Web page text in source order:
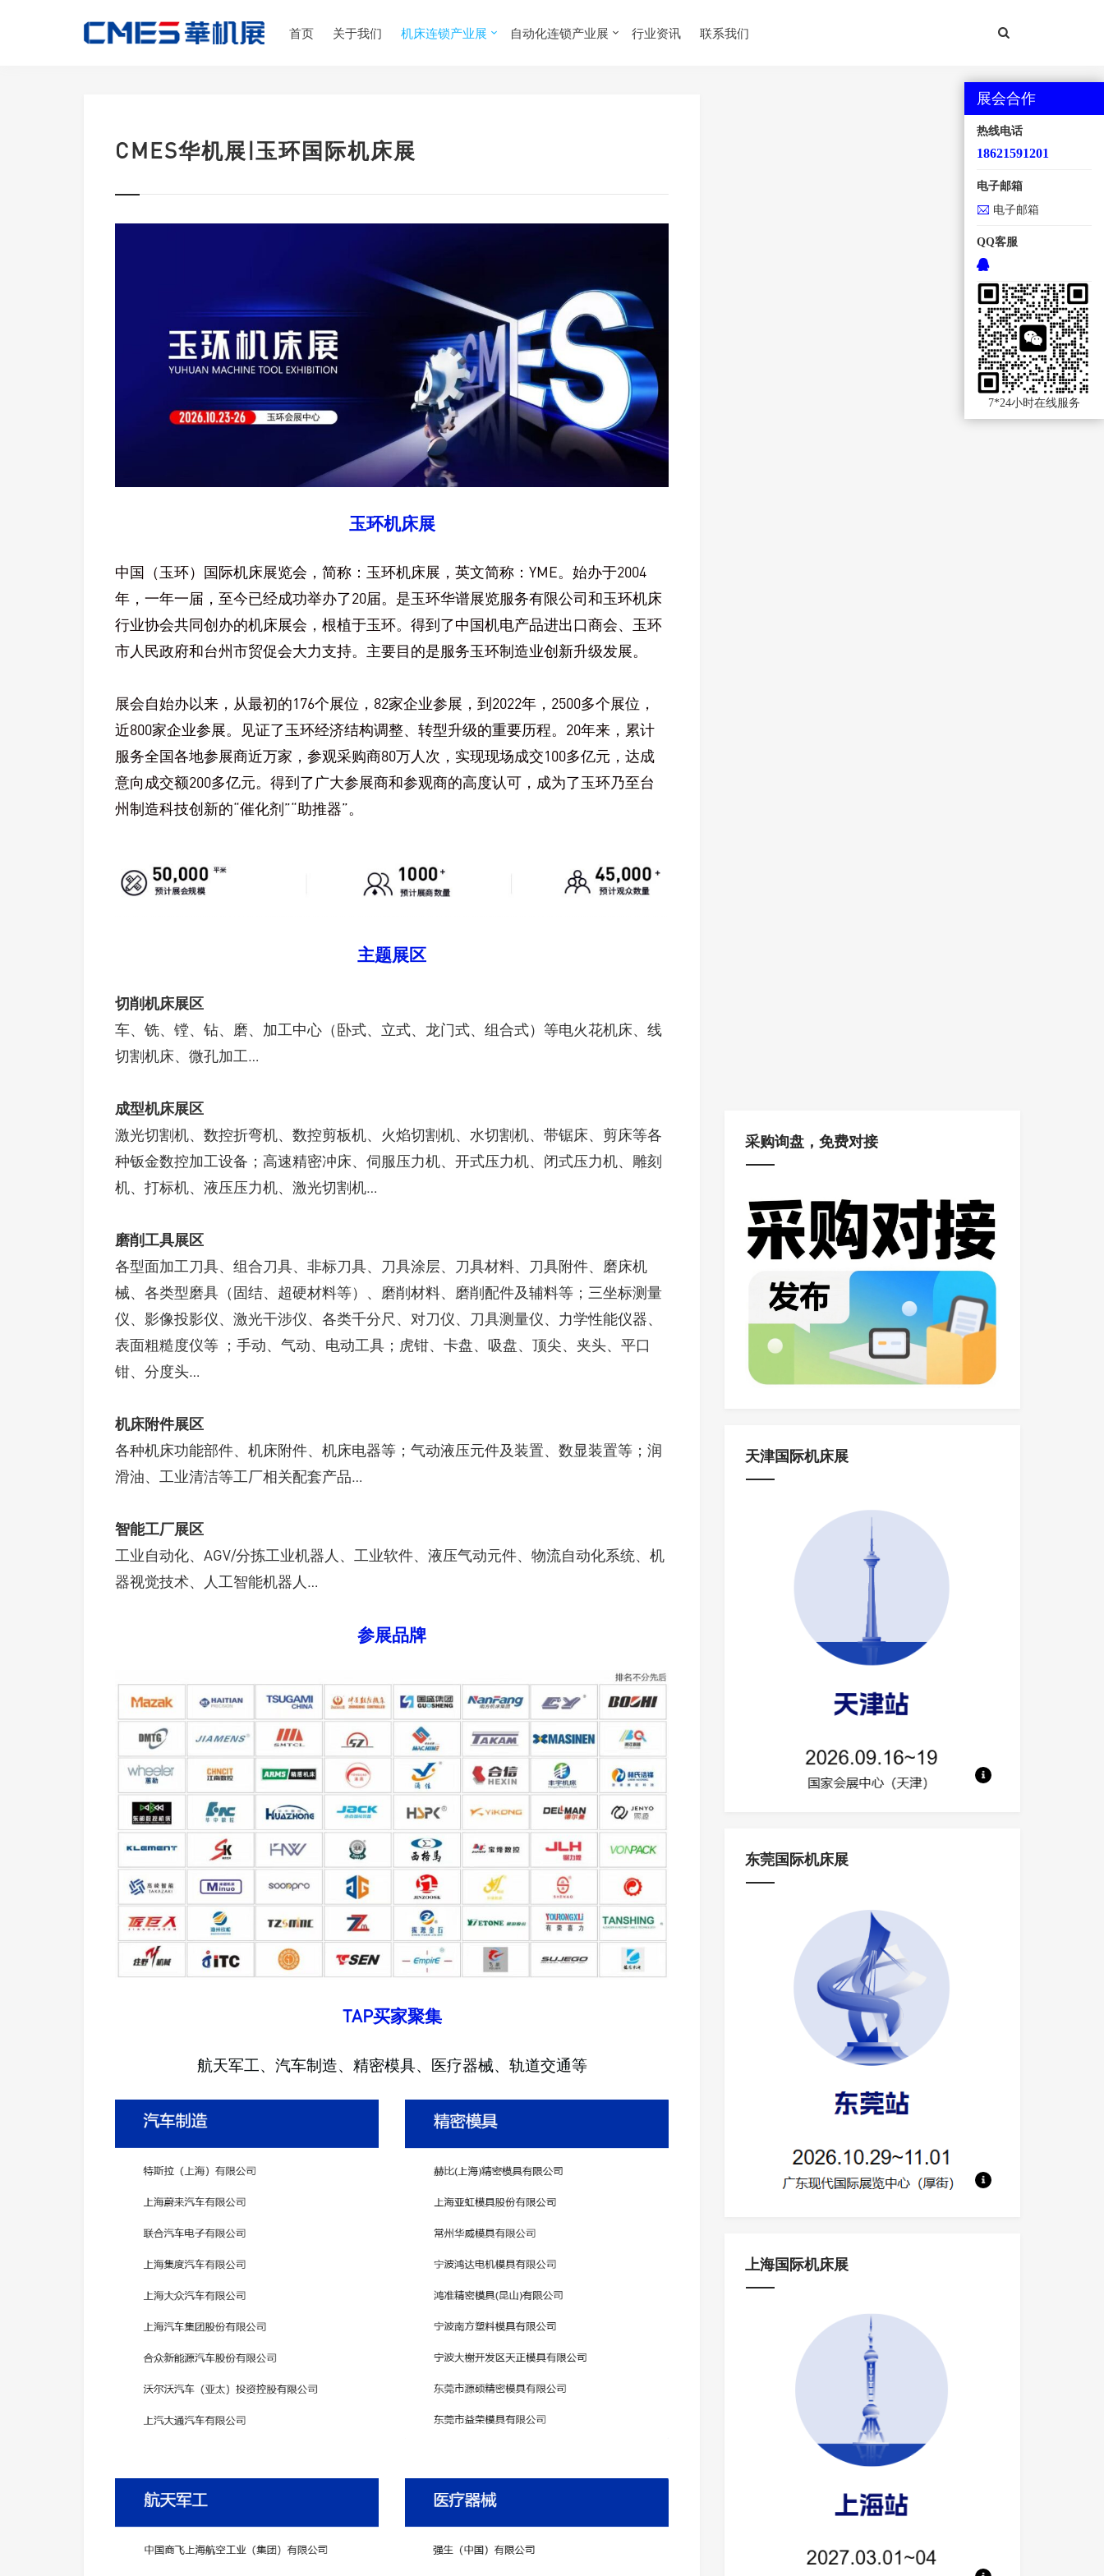
首页 关于我们 机床连锁产业展 自动化连锁产业展 行业资讯 联系我们
CMES华机展|玉环国际机床展
玉环机床展
中国（玉环）国际机床展览会，简称：玉环机床展，英文简称：YME。始办于2004
年，一年一届，至今已经成功举办了20届。是玉环华谱展览服务有限公司和玉环机床
行业协会共同创办的机床展会，根植于玉环。得到了中国机电产品进出口商会、玉环
市人民政府和台州市贸促会大力支持。主要目的是服务玉环制造业创新升级发展。
展会自始办以来，从最初的176个展位，82家企业参展，到2022年，2500多个展位，
近800家企业参展。见证了玉环经济结构调整、转型升级的重要历程。20年来，累计
服务全国各地参展商近万家，参观采购商80万人次，实现现场成交100多亿元，达成
意向成交额200多亿元。得到了广大参展商和参观商的高度认可，成为了玉环乃至台
州制造科技创新的“催化剂”“助推器”。
主题展区
切削机床展区
车、铣、镗、钻、磨、加工中心（卧式、立式、龙门式、组合式）等电火花机床、线
切割机床、微孔加工…
成型机床展区
激光切割机、数控折弯机、数控剪板机、火焰切割机、水切割机、带锯床、剪床等各
种钣金数控加工设备；高速精密冲床、伺服压力机、开式压力机、闭式压力机、雕刻
机、打标机、液压压力机、激光切割机…
磨削工具展区
各型面加工刀具、组合刀具、非标刀具、刀具涂层、刀具材料、刀具附件、磨床机
械、各类型磨具（固结、超硬材料等）、磨削材料、磨削配件及辅料等；三坐标测量
仪、影像投影仪、激光干涉仪、各类千分尺、对刀仪、刀具测量仪、力学性能仪器、
表面粗糙度仪等 ；手动、气动、电动工具；虎钳、卡盘、吸盘、顶尖、夹头、平口
钳、分度头…
机床附件展区
各种机床功能部件、机床附件、机床电器等；气动液压元件及装置、数显装置等；润
滑油、工业清洁等工厂相关配套产品…
智能工厂展区
工业自动化、AGV/分拣工业机器人、工业软件、液压气动元件、物流自动化系统、机
器视觉技术、人工智能机器人…
参展品牌
TAP买家聚集
航天军工、汽车制造、精密模具、医疗器械、轨道交通等
采购询盘，免费对接
天津国际机床展
地点：国家会展中心（天津）
东莞国际机床展
地点：广东现代国际展览中心
上海国际机床展
展会合作
热线电话
18621591201
电子邮箱
电子邮箱
QQ客服
7*24小时在线服务